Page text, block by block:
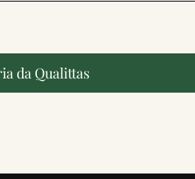
da Qualittasdestaque na imprensa